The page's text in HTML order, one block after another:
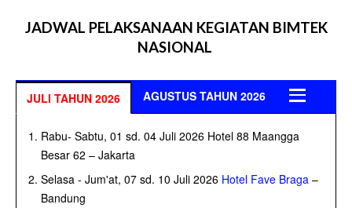
JADWAL PELAKSANAAN KEGIATAN BIMTEK
NASIONAL
JULI TAHUN 2026 AGUSTUS TAHUN 2026
Rabu- Sabtu, 01 sd. 04 Juli 2026 Hotel 88 Maangga
Besar 62 – Jakarta
Selasa - Jum'at, 07 sd. 10 Juli 2026 Hotel Fave Braga –
Bandung